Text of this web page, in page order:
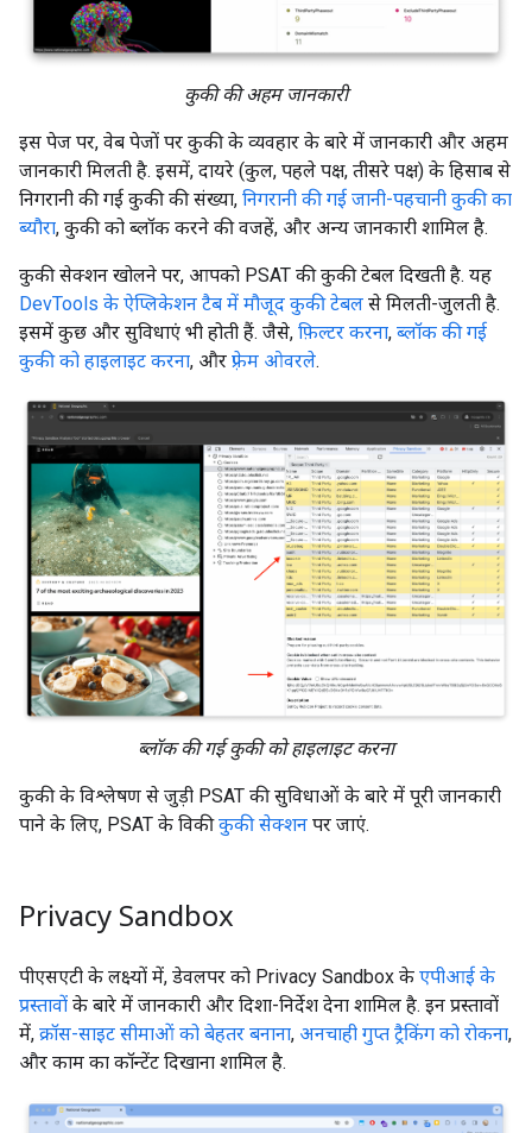
कुकी की अहम जानकारी
इस पेज पर, वेब पेजों पर कुकी के व्यवहार के बारे में जानकारी और अहम
जानकारी मिलती है. इसमें, दायरे (कुल, पहले पक्ष, तीसरे पक्ष) के हिसाब से
निगरानी की गई कुकी की संख्या, निगरानी की गई जानी-पहचानी कुकी का
ब्यौरा, कुकी को ब्लॉक करने की वजहें, और अन्य जानकारी शामिल है.
कुकी सेक्शन खोलने पर, आपको PSAT की कुकी टेबल दिखती है. यह
DevTools के ऐप्लिकेशन टैब में मौजूद कुकी टेबल से मिलती-जुलती है.
इसमें कुछ और सुविधाएं भी होती हैं. जैसे, फ़िल्टर करना, ब्लॉक की गई
कुकी को हाइलाइट करना, और फ़्रेम ओवरले.
ब्लॉक की गई कुकी को हाइलाइट करना
कुकी के विश्लेषण से जुड़ी PSAT की सुविधाओं के बारे में पूरी जानकारी
पाने के लिए, PSAT के विकीकुकी सेक्शन पर जाएं.
Privacy Sandbox
पीएसएटी के लक्ष्यों में, डेवलपर को Privacy Sandbox के एपीआई के
प्रस्तावों के बारे में जानकारी और दिशा-निर्देश देना शामिल है. इन प्रस्तावों
में, क्रॉस-साइट सीमाओं को बेहतर बनाना, अनचाही गुप्त ट्रैकिंग को रोकना,
और काम का कॉन्टेंट दिखाना शामिल है.